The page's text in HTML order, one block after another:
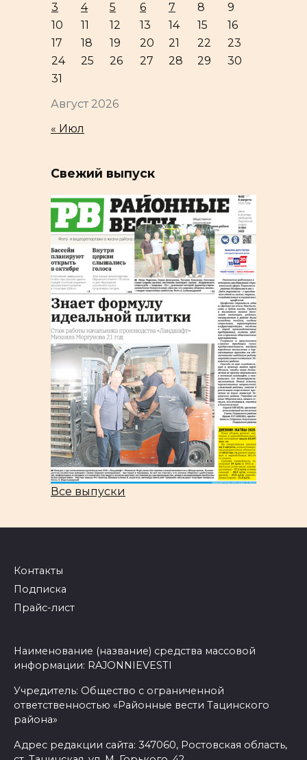
Август 2026
3
4 5 6 7 8
9
10
11 12 13 14 15
16
17
18 19 20 21 22
23
24
25 26 27 28 29
30
31
« Июл
Свежий выпуск
Все выпуски
Контакты
Подписка
Прайс-лист
Наименование (название) средства массовой
информации: RAJONNIEVESTI
Учредитель: Общество с ограниченной
ответственностью «Районные вести Тацинского
района»
Адрес редакции сайта: 347060, Ростовская область,